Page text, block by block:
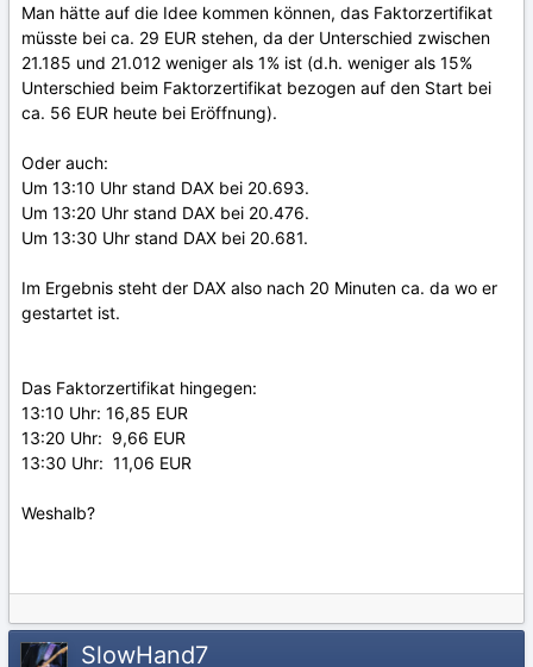
Man hätte auf die Idee kommen können, das Faktorzertifikat
müsste bei ca. 29 EUR stehen, da der Unterschied zwischen
21.185 und 21.012 weniger als 1% ist (d.h. weniger als 15%
Unterschied beim Faktorzertifikat bezogen auf den Start bei
ca. 56 EUR heute bei Eröffnung).
Oder auch:
Um 13:10 Uhr stand DAX bei 20.693.
Um 13:20 Uhr stand DAX bei 20.476.
Um 13:30 Uhr stand DAX bei 20.681.
Im Ergebnis steht der DAX also nach 20 Minuten ca. da wo er
gestartet ist.
Das Faktorzertifikat hingegen:
13:10 Uhr: 16,85 EUR
13:20 Uhr: 9,66 EUR
13:30 Uhr: 11,06 EUR
Weshalb?
SlowHand7